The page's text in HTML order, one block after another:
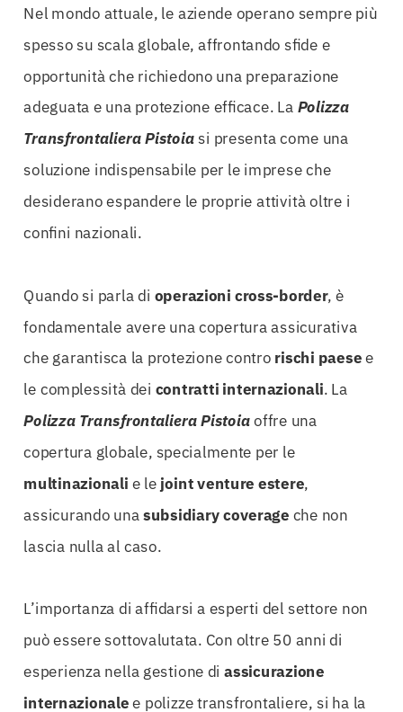
Nel mondo attuale, le aziende operano sempre più
spesso su scala globale, affrontando sfide e
opportunità che richiedono una preparazione
adeguata e una protezione efficace. La Polizza
Transfrontaliera Pistoiasi presenta come una
soluzione indispensabile per le imprese che
desiderano espandere le proprie attività oltre i
confini nazionali.
Quando si parla di operazioni cross-border, è
fondamentale avere una copertura assicurativa
che garantisca la protezione contro rischi paesee
le complessità dei contratti internazionali. La
Polizza Transfrontaliera Pistoiaoffre una
copertura globale, specialmente per le
multinazionali e le joint venture estere,
assicurando unasubsidiary coverage che non
lascia nulla al caso.
L’importanza di affidarsi a esperti del settore non
può essere sottovalutata. Con oltre 50 anni di
esperienza nella gestione diassicurazione
internazionalee polizze transfrontaliere, si ha la